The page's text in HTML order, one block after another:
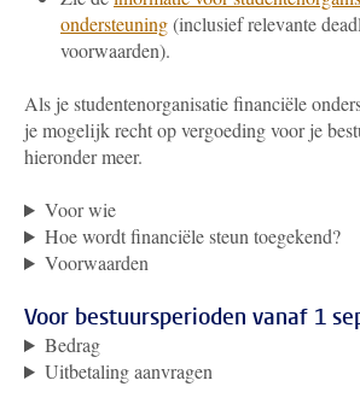
ondersteuning(inclusief relevante
voorwaarden).
Als je studentenorganisatie financiële
je mogelijk recht op vergoeding voor je
hieronder meer.
Voor wie
Hoe wordt financiële steun toegekend?
Voorwaarden
Voor bestuursperioden vanaf 1
Bedrag
Uitbetaling aanvragen